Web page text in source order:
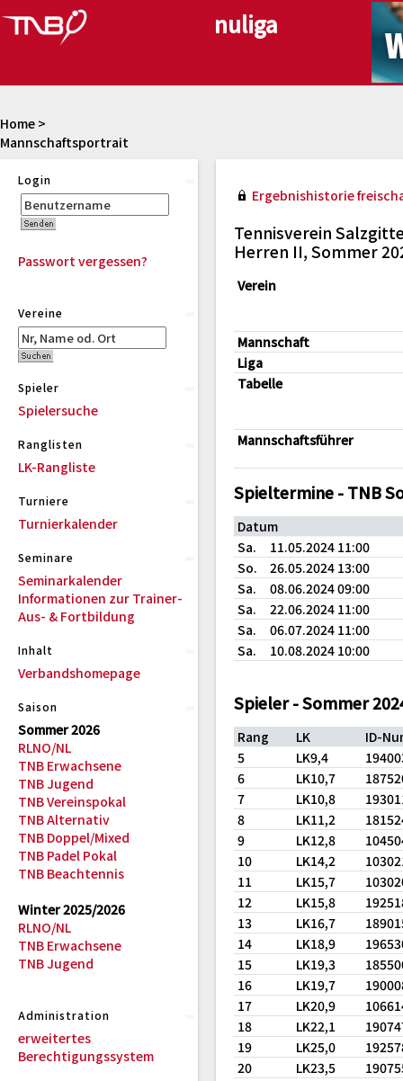
Mannschaftsportrait
Home >
Login
Passwort vergessen?
Vereine
Spieler
Spielersuche
Ranglisten
LK-Rangliste
Turniere
Turnierkalender
Seminare
Seminarkalender
Informationen zur Trainer-
Aus- & Fortbildung
Inhalt
Verbandshomepage
Saison
Sommer 2026
RLNO/NL
TNB Erwachsene
TNB Jugend
TNB Vereinspokal
TNB Alternativ
TNB Doppel/Mixed
TNB Padel Pokal
TNB Beachtennis
Winter 2025/2026
RLNO/NL
TNB Erwachsene
TNB Jugend
Administration
erweitertes
Berechtigungssystem
Ergebnishistorie
Tennisverein
Herren II, Sommer
Verein
Mannschaft
Liga
Tabelle
Mannschaftsführer
Spieltermine - TNB
Datum
Sa.
11.05.2024 11:00
So.
26.05.2024 13:00
Sa.
08.06.2024 09:00
Sa.
22.06.2024 11:00
Sa.
06.07.2024 11:00
Sa.
10.08.2024 10:00
Spieler - Sommer
Rang LK
ID-
5
LK9,4
6
LK10,7
7
LK10,8
8
LK11,2
9
LK12,8
10
LK14,2
11
LK15,7
12
LK15,8
13
LK16,7
14
LK18,9
15
LK19,3
16
LK19,7
17
LK20,9
18
LK22,1
19
LK25,0
20
LK23,5